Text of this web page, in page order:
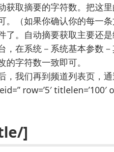
获取摘要的字符数。把这
。（如果你确认你的每一
了。自动摘要获取主要还
，在系统－系统基本参数
的字符数一致即可。
，我们再到频道列表页，
row=’5′ titlelen=’100′
]